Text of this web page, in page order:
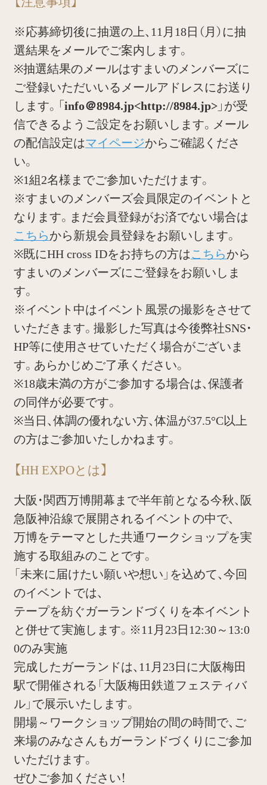
※応募締切後に抽選の上、11月18日（月）に抽
選結果をメールでご案内します。
※抽選結果のメールはすまいのメンバーズに
ご登録いただいいるメールアドレスにお送り
します。 「info＠8984.jp<http://8984.jp>」 が受
信できるようご設定をお願いします。メール
の配信設定はマイページからご確認くださ
い。
※1組2名様までご参加いただけます。
※すまいのメンバーズ会員限定のイベントと
なります。まだ会員登録がお済でない場合は
こちらから新規会員登録をお願いします。
※既にHH cross IDをお持ちの方はこちらから
すまいのメンバーズにご登録をお願いしま
す。
※イベント中はイベント風景の撮影をさせて
いただきます。撮影した写真は今後弊社SNS・
HP等に使用させていただく場合がございま
す。あらかじめご了承ください。
※18歳未満の方がご参加する場合は、保護者
の同伴が必要です。
※当日、体調の優れない方、体温が37.5°C以上
の方はご参加いたしかねます。
【HH EXPOとは】
大阪・関西万博開幕まで半年前となる今秋、阪
急阪神沿線で展開されるイベントの中で、
万博をテーマとした共通ワークショップを実
施する取組みのことです。
「未来に届けたい願いや想い」を込めて、今回
のイベントでは、
テープを紡ぐガーランドづくりを本イベント
と併せて実施します。※11月23日12:30～13:0
0のみ実施
完成したガーランドは、11月23日に大阪梅田
駅で開催される「大阪梅田鉄道フェスティバ
ル」で展示いたします。
開場～ワークショップ開始の間の時間で、ご
来場のみなさんもガーランドづくりにご参加
いただけます。
ぜひご参加ください！